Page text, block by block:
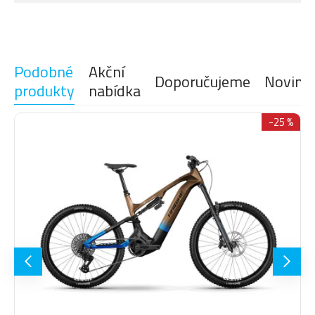
VIDLICE
FOX 36 SL Factory Kashima,
vzduch, 140mm
Sram XX Eagle T-Type AXS, 12-
rychlostí
PÁČKA
Sram AXS Pod Ultimate
KAZETOVÝ
PASTOREK
(ZADNÍ)
Sram XX Eagle T-Type, 10-52
zubů
Podobné
produkty
Akční
nabídka Doporučujeme
-25 %